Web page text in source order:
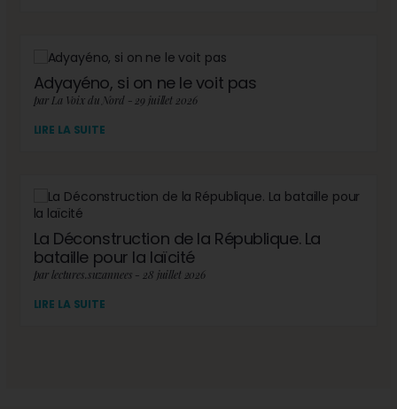
Adyayéno, si on ne le voit pas
par La Voix du Nord - 29 juillet 2026
LIRE LA SUITE
La Déconstruction de la République. La
bataille pour la laïcité
par lectures.suzannees - 28 juillet 2026
LIRE LA SUITE